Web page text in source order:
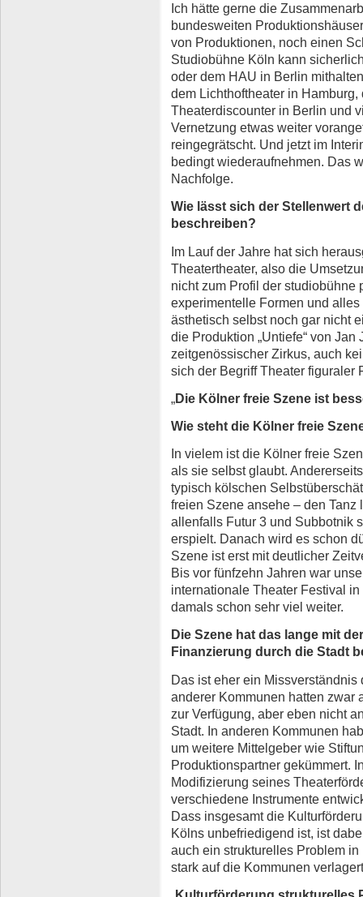
Ich hätte gerne die
bundesweiten
von Produktionen, noch einen
Studiobühne Köln kann
oder dem HAU in Berlin
dem Lichthoftheater in
Theaterdiscounter in Berlin und
Vernetzung etwas weiter
reingegrätscht. Und jetzt im
bedingt wiederaufnehmen. Das
Nachfolge.
Wie lässt sich der Stellenwert
beschreiben?
Im Lauf der Jahre hat sich
Theatertheater, also die
nicht zum Profil der studiobühne
experimentelle Formen und
ästhetisch selbst noch gar nicht
die Produktion „Untiefe“ von Jan
zeitgenössischer Zirkus, auch
sich der Begriff Theater figuraler
„Die Kölner freie Szene ist
Wie steht die Kölner freie
In vielem ist die Kölner freie
als sie selbst glaubt.
typisch kölschen
freien Szene ansehe – den
allenfalls Futur 3 und Subbotnik
erspielt. Danach wird es schon
Szene ist erst mit deutlicher
Bis vor fünfzehn Jahren war
internationale Theater Festival
damals schon sehr viel weiter.
Die Szene hat das lange mit
Finanzierung durch die Stadt
Das ist eher ein
anderer Kommunen hatten zwar
zur Verfügung, aber eben nicht
Stadt. In anderen Kommunen
um weitere Mittelgeber wie
Produktionspartner gekümmert.
Modifizierung seines
verschiedene Instrumente
Dass insgesamt die
Kölns unbefriedigend ist, ist
auch ein strukturelles Problem
stark auf die Kommunen